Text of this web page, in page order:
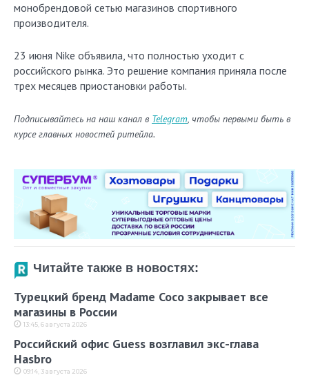
монобрендовой сетью магазинов спортивного
производителя.
23 июня Nike объявила, что полностью уходит с
российского рынка. Это решение компания приняла после
трех месяцев приостановки работы.
Подписывайтесь на наш канал в Telegram, чтобы первыми быть в
курсе главных новостей ритейла.
Читайте также в новостях:
Турецкий бренд Madame Coco закрывает все
магазины в России
13:45, 6 августа 2026
Российский офис Guess возглавил экс-глава
Hasbro
09:14, 3 августа 2026